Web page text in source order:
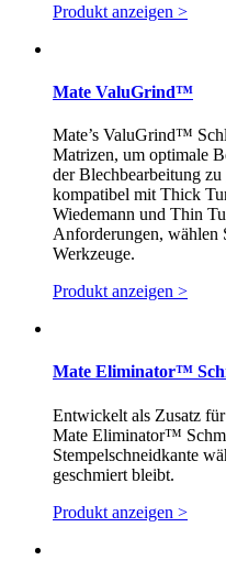
Produkt anzeigen >
Mate ValuGrind™
Mate’s ValuGrind™
Matrizen, um optimale
der Blechbearbeitung
kompatibel mit Thick
Wiedemann und Thin
Anforderungen, wählen
Werkzeuge.
Produkt anzeigen >
Mate Eliminator™
Entwickelt als Zusatz
Mate Eliminator™
Stempelschneidkante
geschmiert bleibt.
Produkt anzeigen >